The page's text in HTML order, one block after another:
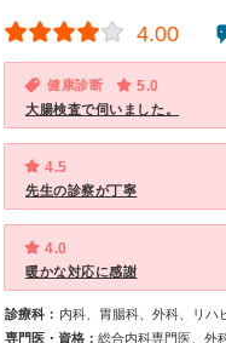
4.00
健康診断 5.0
大腸検査で伺いました。
4.5
先生の診察が丁寧
4.0
暖かな対応に感謝
診療科： 内科、胃腸科、外科、リハ
専門医・資格：